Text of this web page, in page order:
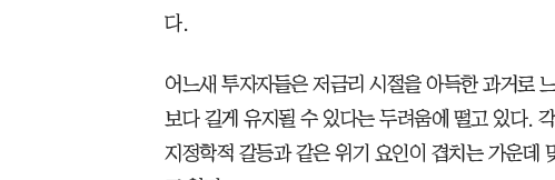
다.
어느새 투자자들은 저금리 시절을 아득한 과거로
보다 길게 유지될 수 있다는 두려움에 떨고 있다.
지정학적 갈등과 같은 위기 요인이 겹치는 가운데